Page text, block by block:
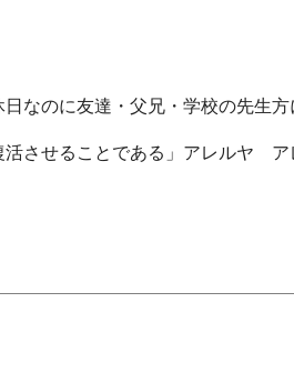
なのに友達・父兄・学校の先生
活させることである」アレルヤ